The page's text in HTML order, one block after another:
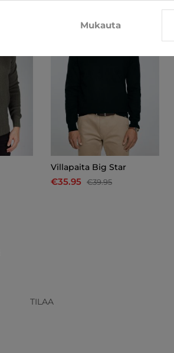
Villapaita Big Star
€35.95 €39.95
TILAA
Mukauta